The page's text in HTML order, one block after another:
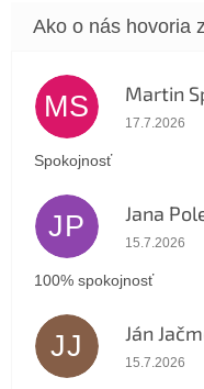
MS Martin
17.7.2026
Spokojnosť
JP Jana
15.7.2026
100% spokojnosť
JJ Ján
15.7.2026